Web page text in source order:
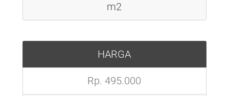
m2
HARGA
Rp. 495.000